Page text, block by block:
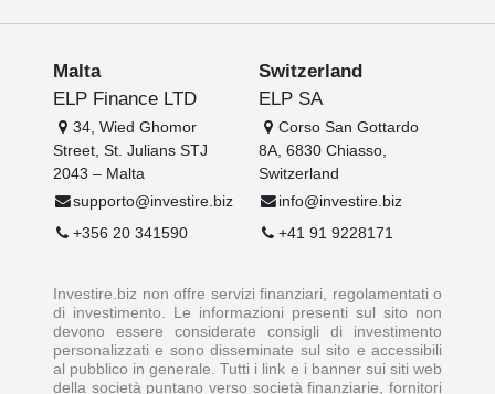
Malta
ELP Finance LTD
34, Wied Ghomor
Street, St. Julians STJ
2043 – Malta
supporto@investire.biz
+356 20 341590
Switzerland
ELP SA
Corso San Gottardo
8A, 6830 Chiasso,
Switzerland
info@investire.biz
+41 91 9228171
Investire.biz non offre servizi finanziari, regolamentati o
di investimento. Le informazioni presenti sul sito non
devono essere considerate consigli di investimento
personalizzati e sono disseminate sul sito e accessibili
al pubblico in generale. Tutti i link e i banner sui siti web
della società puntano verso società finanziarie, fornitori